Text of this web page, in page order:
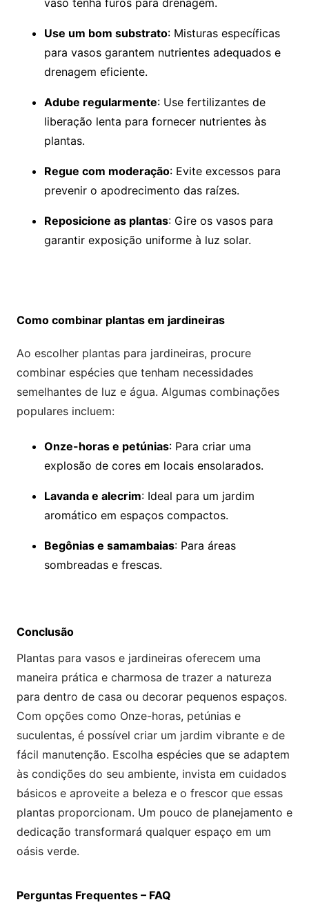
Use um bom substrato: Misturas específicas
para vasos garantem nutrientes adequados e
drenagem eficiente.
Adube regularmente: Use fertilizantes de
liberação lenta para fornecer nutrientes às
plantas.
Regue com moderação: Evite excessos para
prevenir o apodrecimento das raízes.
Reposicione as plantas: Gire os vasos para
garantir exposição uniforme à luz solar.
Como combinar plantas em jardineiras
Ao escolher plantas para jardineiras, procure
combinar espécies que tenham necessidades
semelhantes de luz e água. Algumas combinações
populares incluem:
Onze-horas e petúnias: Para criar uma
explosão de cores em locais ensolarados.
Lavanda e alecrim: Ideal para um jardim
aromático em espaços compactos.
Begônias e samambaias: Para áreas
sombreadas e frescas.
Conclusão
Plantas para vasos e jardineiras oferecem uma
maneira prática e charmosa de trazer a natureza
para dentro de casa ou decorar pequenos espaços.
Com opções como Onze-horas, petúnias e
suculentas, é possível criar um jardim vibrante e de
fácil manutenção. Escolha espécies que se adaptem
às condições do seu ambiente, invista em cuidados
básicos e aproveite a beleza e o frescor que essas
plantas proporcionam. Um pouco de planejamento e
dedicação transformará qualquer espaço em um
oásis verde.
Perguntas Frequentes – FAQ